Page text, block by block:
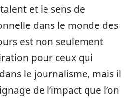
et le sens de
dans le monde des
est non seulement
pour ceux qui
le journalisme, mais il
de l’impact que l’on